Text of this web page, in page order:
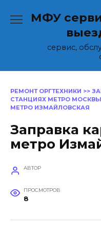
МФУ
сервис,
РЕМОНТ ОРГТЕХНИКИ >>
СТАНЦИЯХ МЕТРО МОСКВЫ
МЕТРО ИЗМАЙЛОВСКАЯ
Заправка
метро
АВТОР
ПРОСМОТРОВ
8